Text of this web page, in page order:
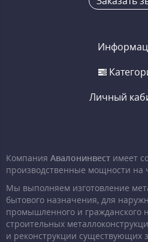
Личный
Компания Авалонинвест имеет
производственные мощности на
Мы выполняем изготовление
бытового назначения, для
промышленного и гражданского
строительных
и реконструкции существующих